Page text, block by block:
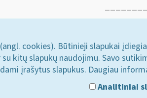
(angl. cookies). Būtinieji slapukai
kitų slapukų naudojimu. Savo
įrašytus slapukus. Daugiau
Analitiniai